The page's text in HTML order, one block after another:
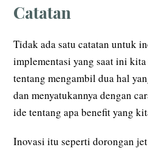
Catatan
Tidak ada satu catatan untuk
implementasi yang saat ini
tentang mengambil dua hal
dan menyatukannya dengan
ide tentang apa benefit yang
Inovasi itu seperti dorongan